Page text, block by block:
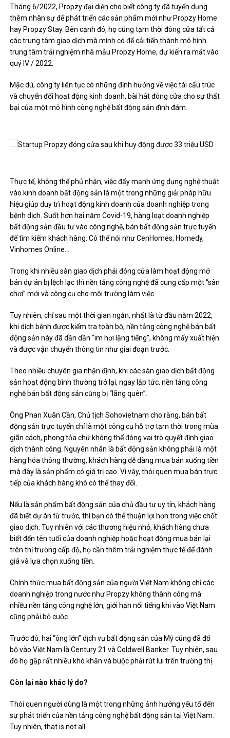
Tháng 6/2022, Propzy đại diện cho biết công ty đã tuyển dụng
thêm nhân sự để phát triển các sản phẩm mới như Propzy Home
hay Propzy Stay. Bên cạnh đó, họ cũng tạm thời đóng cửa tất cả
các trung tâm giao dịch mà mình có để cải tiến thành mô hình
trung tâm trải nghiệm nhà mẫu Propzy Home, dự kiến ​​ra mắt vào
quý IV / 2022.
Mặc dù, công ty liên tục có những định hướng về việc tái cấu trúc
và chuyển đổi hoạt động kinh doanh, bài hát đóng cửa cho sự thất
bại của một mô hình công nghệ bất động sản đình đám.
Thực tế, không thể phủ nhận, việc đẩy mạnh ứng dụng nghệ thuật
vào kinh doanh bất động sản là một trong những giải pháp hữu
hiệu giúp duy trì hoạt động kinh doanh của doanh nghiệp trong
bệnh dịch. Suốt hơn hai năm Covid-19, hàng loạt doanh nghiệp
bất động sản đầu tư vào công nghệ, bán bất động sản trực tuyến
để tìm kiếm khách hàng. Có thể nói như CenHomes, Homedy,
Vinhomes Online…
Trong khi nhiều sàn giao dịch phải đóng cửa làm hoạt động mở
bán dự án bị lệch lạc thì nền tảng công nghệ đã cung cấp một “sân
chơi” mới và công cụ cho môi trường làm việc.
Tuy nhiên, chỉ sau một thời gian ngắn, nhất là từ đầu năm 2022,
khi dịch bệnh được kiểm tra toàn bộ, nền tảng công nghệ bán bất
động sản này đã dần dần “im hơi lặng tiếng”, không mấy xuất hiện
và được vận chuyển thông tin như giai đoạn trước.
Theo nhiều chuyên gia nhận định, khi các sàn giao dịch bất động
sản hoạt động bình thường trở lại, ngay lập tức, nền tảng công
nghệ bán bất động sản cũng bị “lãng quên”.
Ông Phan Xuân Cần, Chủ tịch Sohovietnam cho rằng, bán bất
động sản trực tuyến chỉ là một công cụ hỗ trợ tạm thời trong mùa
giãn cách, phong tỏa chứ không thể đóng vai trò quyết định giao
dịch thành công. Nguyên nhân là bất động sản không phải là một
hàng hóa thông thường, khách hàng dễ dàng mua bán xuống tiền
mà đây là sản phẩm có giá trị cao. Vì vậy, thói quen mua bán trực
tiếp của khách hàng khó có thể thay đổi.
Nếu là sản phẩm bất động sản của chủ đầu tư uy tín, khách hàng
đã biết dự án từ trước, thì bạn có thể thuận lợi hơn trong việc chốt
giao dịch. Tuy nhiên với các thương hiệu nhỏ, khách hàng chưa
biết đến tên tuổi của doanh nghiệp hoặc hoạt động mua bán lại
trên thị trường cấp độ, họ cần thêm trải nghiệm thực tế để đánh
giá và lựa chọn xuống tiền.
Chính thức mua bất động sản của người Việt Nam không chỉ các
doanh nghiệp trong nước như Propzy không thành công mà
nhiều nền tảng công nghệ lớn, giới hạn nổi tiếng khi vào Việt Nam
cũng phải bỏ cuộc.
Trước đó, hai “ông lớn” dịch vụ bất động sản của Mỹ cũng đã đổ
bộ vào Việt Nam là Century 21 và Coldwell Banker. Tuy nhiên, sau
đó họ gặp rất nhiều khó khăn và buộc phải rút lui trên trường thị.
Còn lại nào khác lý do?
Thói quen người dùng là một trong những ảnh hưởng yếu tố đến
sự phát triển của nền tảng công nghệ bất động sản tại Việt Nam.
Tuy nhiên, that is not all.